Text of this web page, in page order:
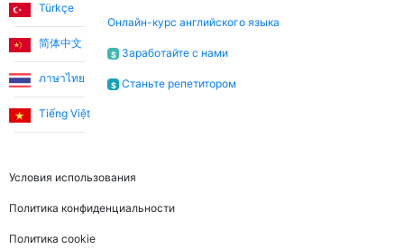
Türkçe
简体中文
ภาษาไทย
Tiếng Việt
Онлайн-курс английского языка
$ Заработайте с нами
$ Станьте репетитором
Условия использования
Политика конфиденциальности
Политика cookie